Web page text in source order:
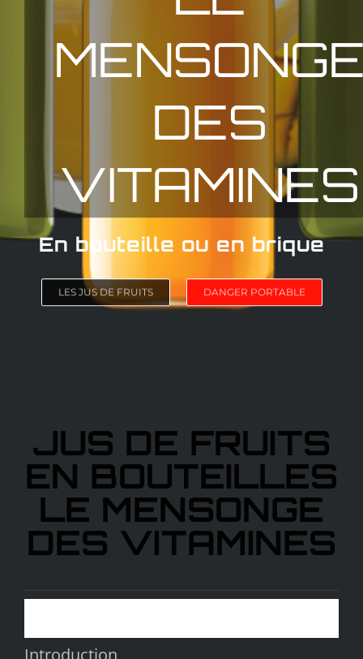
AIDE
TOUT EST
POSSIBLE
DEMANDE D'INFORMATION
JUS DE FRUITS
EN BOUTEILLES
LE MENSONGE
DES VITAMINES
Introduction